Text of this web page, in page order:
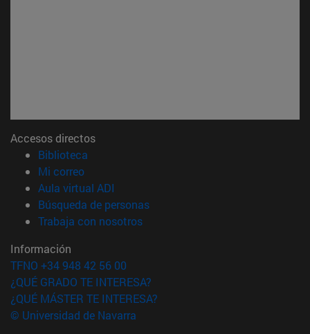
Accesos directos
Biblioteca
Mi correo(abre en nueva ventana)
Aula virtual ADI
Búsqueda de personas(abre en nueva ventana)
Trabaja con nosotros(abre en nueva ventana)
Información
TFNO +34 948 42 56 00
¿QUÉ GRADO TE INTERESA?
¿QUÉ MÁSTER TE INTERESA?
© Universidad de Navarra